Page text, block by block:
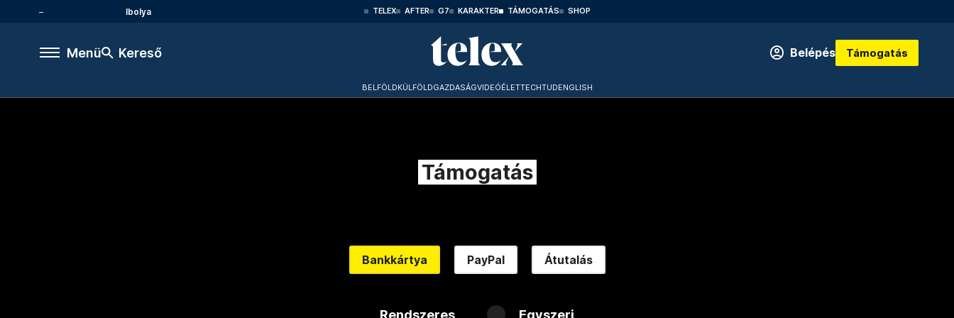
Ibolya TELEX AFTER G7 KARAKTER TÁMOGATÁS SHOP
Menü Kereső Belépés Támogatás
BELFÖLDKÜLFÖLDGAZDASÁGVIDEÓÉLETTECHTUDENGLISH
Támogatás
Bankkártya PayPal Átutalás
Rendszeres Egyszeri